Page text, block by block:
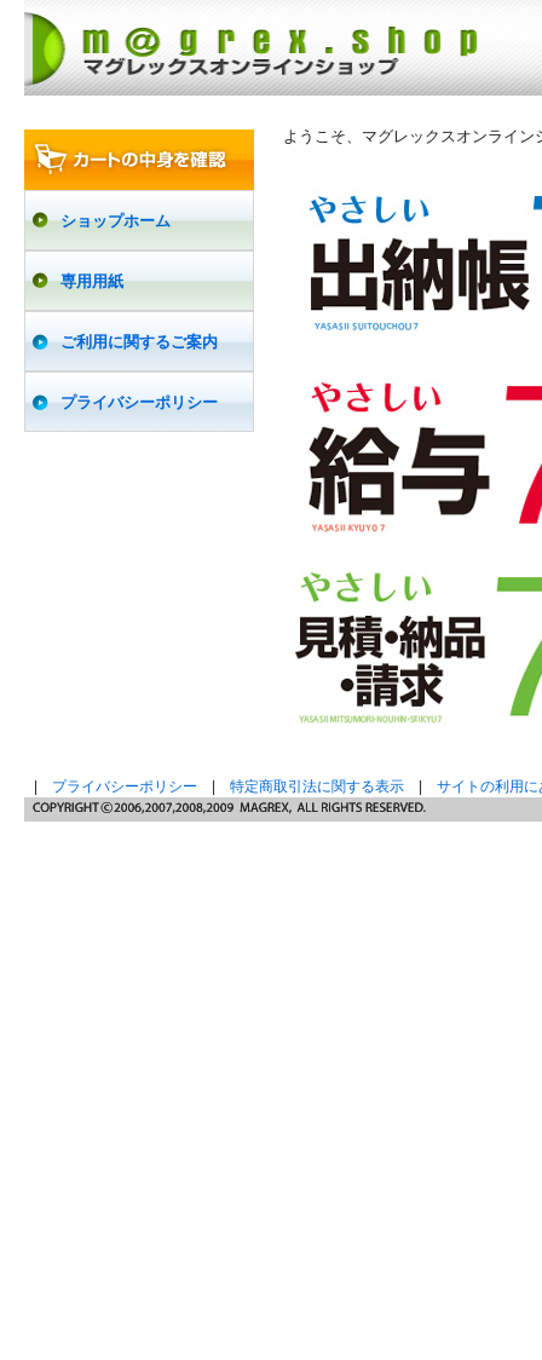
ショップホーム
専用用紙
ご利用に関するご案内
プライバシーポリシー
ようこそ、マグレックスオンライン
プライバシーポリシー 特定商取引法に関する表示 サイトの利用に